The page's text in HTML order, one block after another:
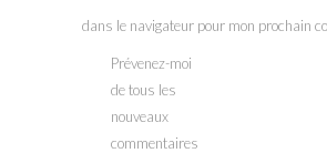
dans le navigateur pour mon prochain
Prévenez-moi
de tous les
nouveaux
commentaires